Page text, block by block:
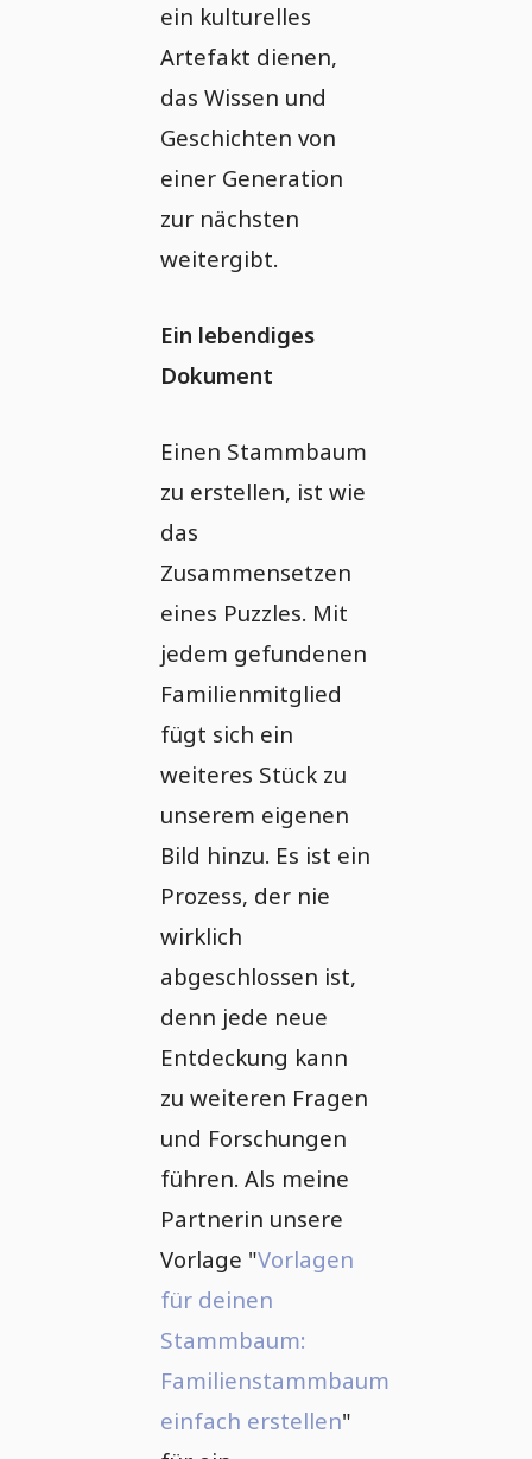
ein kulturelles
Artefakt dienen,
das Wissen und
Geschichten von
einer Generation
zur nächsten
weitergibt.
Ein lebendiges
Dokument
Einen Stammbaum
zu erstellen, ist wie
das
Zusammensetzen
eines Puzzles. Mit
jedem gefundenen
Familienmitglied
fügt sich ein
weiteres Stück zu
unserem eigenen
Bild hinzu. Es ist ein
Prozess, der nie
wirklich
abgeschlossen ist,
denn jede neue
Entdeckung kann
zu weiteren Fragen
und Forschungen
führen. Als meine
Partnerin unsere
Vorlage "Vorlagen
für deinen
Stammbaum:
Familienstammbaum
einfach erstellen"